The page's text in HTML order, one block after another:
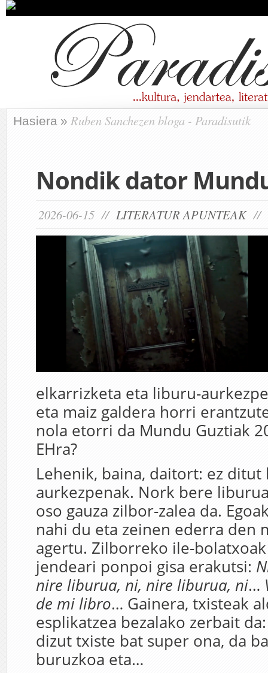
Hasiera » Ruben Sanchezen bloga - Paradisutik
Nondik dator
2026-06-15 // LITERATUR APUNTEAK//
elkarrizketa eta liburu-
eta maiz galdera horri
nola etorri da Mundu Guztiak
EHra?
Lehenik, baina, daitort: ez ditut
aurkezpenak. Nork bere
oso gauza zilbor-zalea da.
nahi du eta zeinen ederra den
agertu. Zilborreko ile-
jendeari ponpoi gisa erakutsi:
nire liburua, ni, nire liburua, ni…
de mi libro… Gainera, txisteak
esplikatzea bezalako zerbait
dizut txiste bat super ona, da
buruzkoa eta…